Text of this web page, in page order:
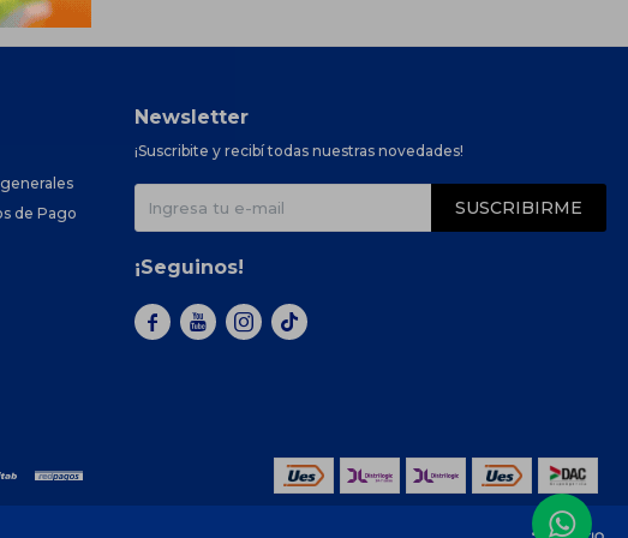
de Pago
Newsletter
¡Suscribite y recibí todas nuestras novedades!
SUSCRIBIRME
¡Seguinos!
  